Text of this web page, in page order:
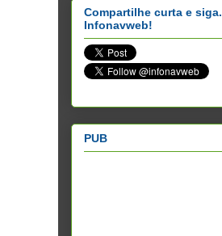
Compartilhe curta e siga.
Infonavweb!
PUB